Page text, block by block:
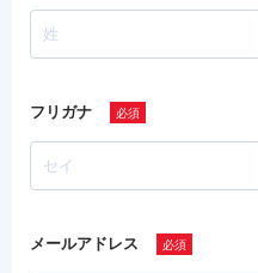
フリガナ
メールアドレス